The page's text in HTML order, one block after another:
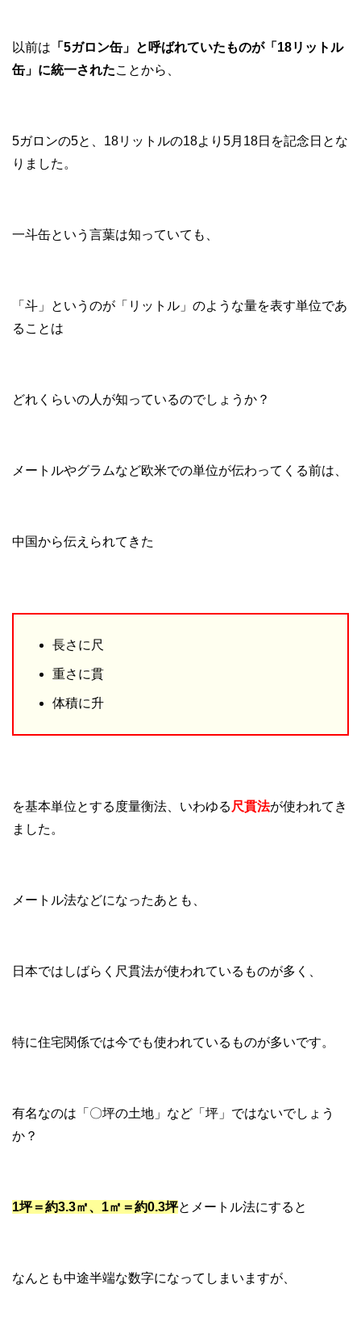
以前は 「5ガロン缶」と呼ばれていたものが「18リットル
缶」に統一されたことから、
5ガロンの5と、18リットルの18より5月18日を記念日とな
りました。
一斗缶という言葉は知っていても、
「斗」というのが「リットル」のような量を表す単位であ
ることは
どれくらいの人が知っているのでしょうか？
メートルやグラムなど欧米での単位が伝わってくる前は、
中国から伝えられてきた
長さに尺
重さに貫
体積に升
を基本単位とする度量衡法、いわゆる 尺貫法が使われてき
ました。
メートル法などになったあとも、
日本ではしばらく尺貫法が使われているものが多く、
特に住宅関係では今でも使われているものが多いです。
有名なのは「〇坪の土地」など「坪」ではないでしょう
か？
1坪＝約3.3㎡、1㎡＝約0.3坪とメートル法にすると
なんとも中途半端な数字になってしまいますが、